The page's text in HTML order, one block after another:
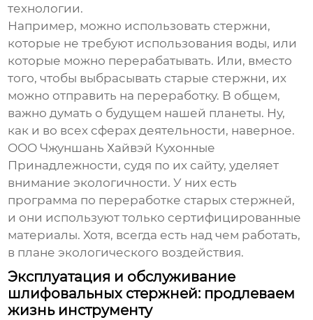
технологии.
Например, можно использовать стержни,
которые не требуют использования воды, или
которые можно перерабатывать. Или, вместо
того, чтобы выбрасывать старые стержни, их
можно отправить на переработку. В общем,
важно думать о будущем нашей планеты. Ну,
как и во всех сферах деятельности, наверное.
ООО Чжуншань Хайвэй Кухонные
Принадлежности, судя по их сайту, уделяет
внимание экологичности. У них есть
программа по переработке старых стержней,
и они используют только сертифицированные
материалы. Хотя, всегда есть над чем работать,
в плане экологического воздействия.
Эксплуатация и обслуживание
шлифовальных стержней: продлеваем
жизнь инструменту